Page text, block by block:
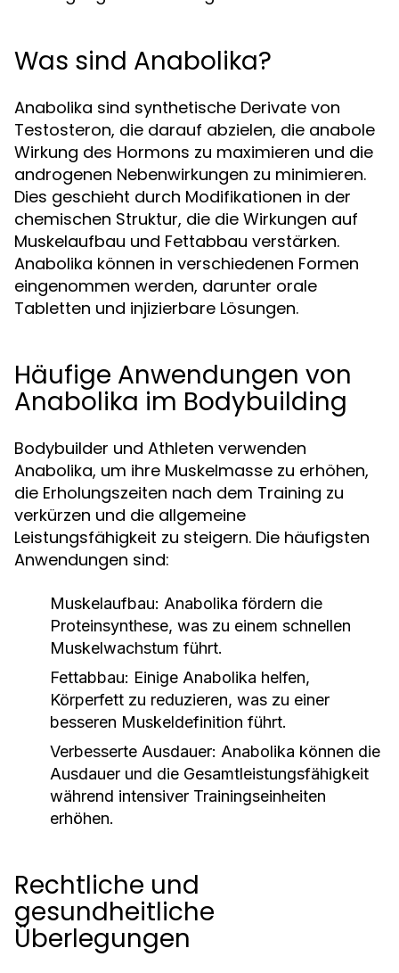
Was sind Anabolika?
Anabolika sind synthetische Derivate von
Testosteron, die darauf abzielen, die anabole
Wirkung des Hormons zu maximieren und die
androgenen Nebenwirkungen zu minimieren.
Dies geschieht durch Modifikationen in der
chemischen Struktur, die die Wirkungen auf
Muskelaufbau und Fettabbau verstärken.
Anabolika können in verschiedenen Formen
eingenommen werden, darunter orale
Tabletten und injizierbare Lösungen.
Häufige Anwendungen von
Anabolika im Bodybuilding
Bodybuilder und Athleten verwenden
Anabolika, um ihre Muskelmasse zu erhöhen,
die Erholungszeiten nach dem Training zu
verkürzen und die allgemeine
Leistungsfähigkeit zu steigern. Die häufigsten
Anwendungen sind:
Muskelaufbau: Anabolika fördern die
Proteinsynthese, was zu einem schnellen
Muskelwachstum führt.
Fettabbau: Einige Anabolika helfen,
Körperfett zu reduzieren, was zu einer
besseren Muskeldefinition führt.
Verbesserte Ausdauer: Anabolika können die
Ausdauer und die Gesamtleistungsfähigkeit
während intensiver Trainingseinheiten
erhöhen.
Rechtliche und
gesundheitliche
Überlegungen